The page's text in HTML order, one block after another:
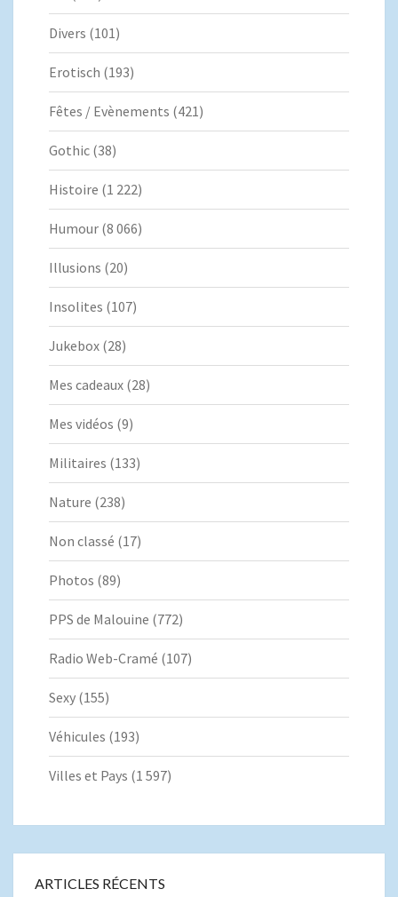
Divers (101)
Erotisch (193)
Fêtes / Evènements (421)
Gothic (38)
Histoire (1 222)
Humour (8 066)
Illusions (20)
Insolites (107)
Jukebox (28)
Mes cadeaux (28)
Mes vidéos (9)
Militaires (133)
Nature (238)
Non classé (17)
Photos (89)
PPS de Malouine (772)
Radio Web-Cramé (107)
Sexy (155)
Véhicules (193)
Villes et Pays (1 597)
ARTICLES RÉCENTS